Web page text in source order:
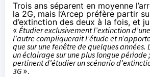
Trois ans séparent en moyenne
la 2G, mais l’Arcep préfère partir
d’extinction des deux à la fois, et
« Étudier exclusivement l’extinction
l’autre compliquerait l’étude et
que sur une fenêtre de quelques années.
un éclairage sur une plus longue période
pertinent d’étudier un scénario
3G ».